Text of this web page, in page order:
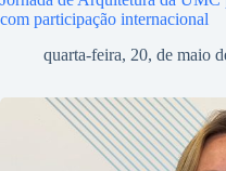
com participação internacional
quarta-feira, 20, de maio